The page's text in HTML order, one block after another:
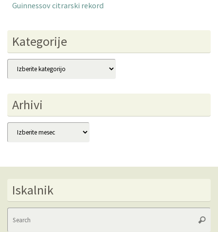
Guinnessov citrarski rekord
Kategorije
Kategorije
Arhivi
Arhivi
Iskalnik